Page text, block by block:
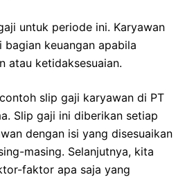
untuk periode ini. Karyawan
keuangan apabila
atau ketidaksesuaian.
slip gaji karyawan di PT
Slip gaji ini diberikan setiap
dengan isi yang disesuaikan
masing. Selanjutnya, kita
faktor apa saja yang